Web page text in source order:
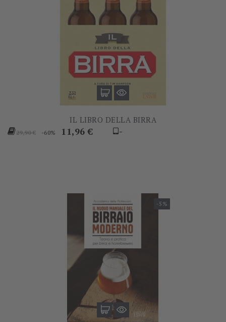
IL LIBRO DELLA BIRRA
Prezzo
29,90 € -60% Prezzo
11,96 € -
-5%